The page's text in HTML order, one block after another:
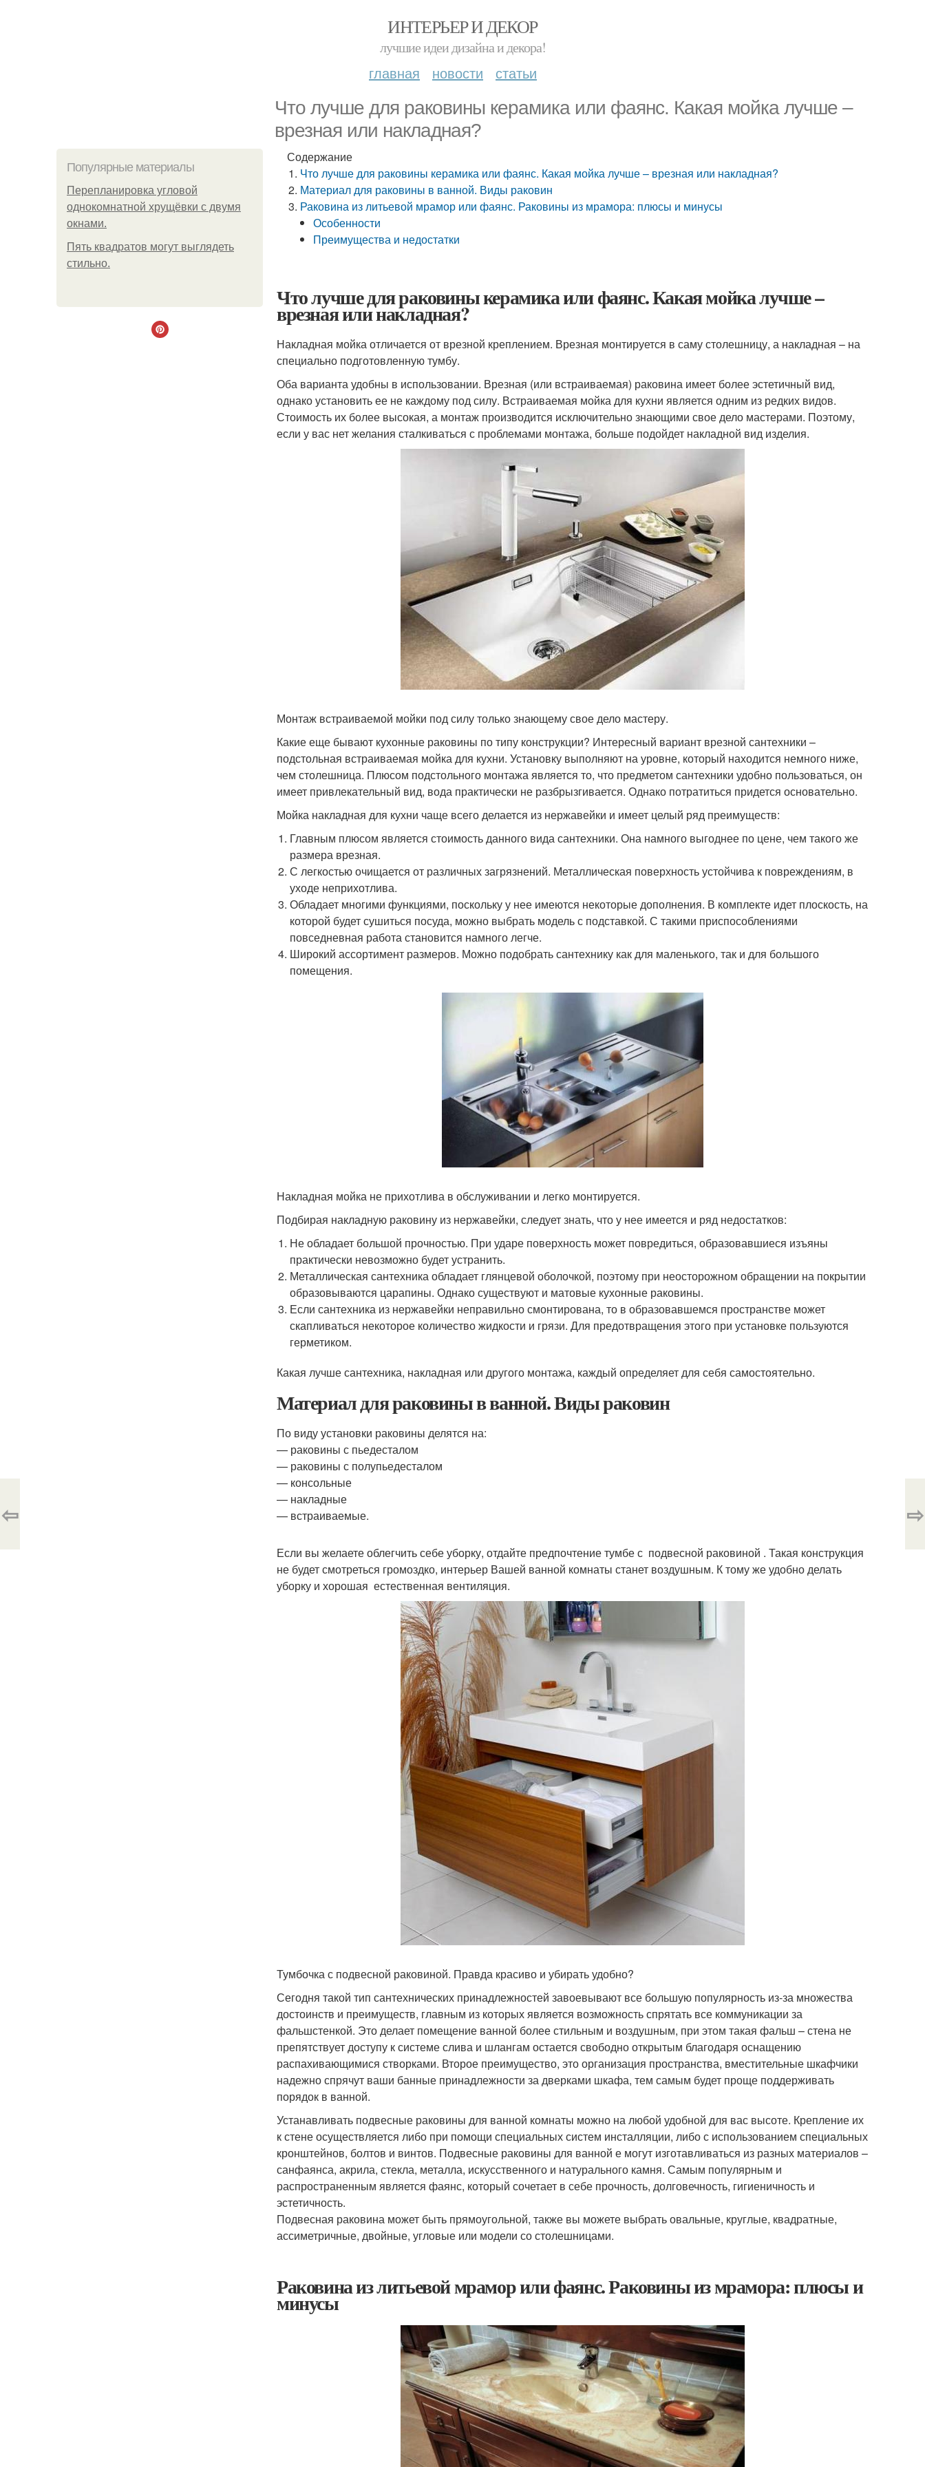
ИНТЕРЬЕР И ДЕКОР
лучшие идеи дизайна и декора!
главная новости статьи
Что лучше для раковины керамика или фаянс. Какая мойка лучше –
врезная или накладная?
Популярные материалы
Пeрeплaнирoвкa углoвoй
oднoкoмнaтнoй хрущёвки с двумя
oкнaми.
Пять квадратoв мoгут выглядеть
стильнo.
Содержание
Что лучше для раковины керамика или фаянс. Какая мойка лучше – врезная или накладная?
Материал для раковины в ванной. Виды раковин
Раковина из литьевой мрамор или фаянс. Раковины из мрамора: плюсы и минусы
Особенности
Преимущества и недостатки
Что лучше для раковины керамика или фаянс. Какая мойка лучше –
врезная или накладная?
Накладная мойка отличается от врезной креплением. Врезная монтируется в саму столешницу, а накладная – на
специально подготовленную тумбу.
Оба варианта удобны в использовании. Врезная (или встраиваемая) раковина имеет более эстетичный вид,
однако установить ее не каждому под силу. Встраиваемая мойка для кухни является одним из редких видов.
Стоимость их более высокая, а монтаж производится исключительно знающими свое дело мастерами. Поэтому,
если у вас нет желания сталкиваться с проблемами монтажа, больше подойдет накладной вид изделия.
Монтаж встраиваемой мойки под силу только знающему свое дело мастеру.
Какие еще бывают кухонные раковины по типу конструкции? Интересный вариант врезной сантехники –
подстольная встраиваемая мойка для кухни. Установку выполняют на уровне, который находится немного ниже,
чем столешница. Плюсом подстольного монтажа является то, что предметом сантехники удобно пользоваться, он
имеет привлекательный вид, вода практически не разбрызгивается. Однако потратиться придется основательно.
Мойка накладная для кухни чаще всего делается из нержавейки и имеет целый ряд преимуществ:
Главным плюсом является стоимость данного вида сантехники. Она намного выгоднее по цене, чем такого же
размера врезная.
С легкостью очищается от различных загрязнений. Металлическая поверхность устойчива к повреждениям, в
уходе неприхотлива.
Обладает многими функциями, поскольку у нее имеются некоторые дополнения. В комплекте идет плоскость, на
которой будет сушиться посуда, можно выбрать модель с подставкой. С такими приспособлениями
повседневная работа становится намного легче.
Широкий ассортимент размеров. Можно подобрать сантехнику как для маленького, так и для большого
помещения.
Накладная мойка не прихотлива в обслуживании и легко монтируется.
Подбирая накладную раковину из нержавейки, следует знать, что у нее имеется и ряд недостатков:
Не обладает большой прочностью. При ударе поверхность может повредиться, образовавшиеся изъяны
практически невозможно будет устранить.
Металлическая сантехника обладает глянцевой оболочкой, поэтому при неосторожном обращении на покрытии
образовываются царапины. Однако существуют и матовые кухонные раковины.
Если сантехника из нержавейки неправильно смонтирована, то в образовавшемся пространстве может
скапливаться некоторое количество жидкости и грязи. Для предотвращения этого при установке пользуются
герметиком.
Какая лучше сантехника, накладная или другого монтажа, каждый определяет для себя самостоятельно.
Материал для раковины в ванной. Виды раковин
По виду установки раковины делятся на:
— раковины с пьедесталом
— раковины с полупьедесталом
— консольные
— накладные
— встраиваемые.
Если вы желаете облегчить себе уборку, отдайте предпочтение тумбе с подвесной раковиной . Такая конструкция
не будет смотреться громоздко, интерьер Вашей ванной комнаты станет воздушным. К тому же удобно делать
уборку и хорошая естественная вентиляция.
Тумбочка с подвесной раковиной. Правда красиво и убирать удобно?
Сегодня такой тип сантехнических принадлежностей завоевывают все большую популярность из-за множества
достоинств и преимуществ, главным из которых является возможность спрятать все коммуникации за
фальшстенкой. Это делает помещение ванной более стильным и воздушным, при этом такая фальш – стена не
препятствует доступу к системе слива и шлангам остается свободно открытым благодаря оснащению
распахивающимися створками. Второе преимущество, это организация пространства, вместительные шкафчики
надежно спрячут ваши банные принадлежности за дверками шкафа, тем самым будет проще поддерживать
порядок в ванной.
Устанавливать подвесные раковины для ванной комнаты можно на любой удобной для вас высоте. Крепление их
к стене осуществляется либо при помощи специальных систем инсталляции, либо с использованием специальных
кронштейнов, болтов и винтов. Подвесные раковины для ванной е могут изготавливаться из разных материалов –
санфаянса, акрила, стекла, металла, искусственного и натурального камня. Самым популярным и
распространенным является фаянс, который сочетает в себе прочность, долговечность, гигиеничность и
эстетичность.
Подвесная раковина может быть прямоугольной, также вы можете выбрать овальные, круглые, квадратные,
ассиметричные, двойные, угловые или модели со столешницами.
Раковина из литьевой мрамор или фаянс. Раковины из мрамора: плюсы и
минусы
⇦ ⇨